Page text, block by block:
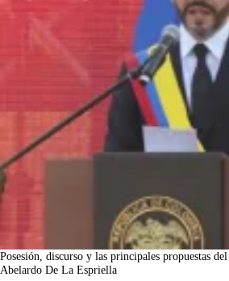
Posesión, discurso y las principales propuestas
Abelardo De La Espriella